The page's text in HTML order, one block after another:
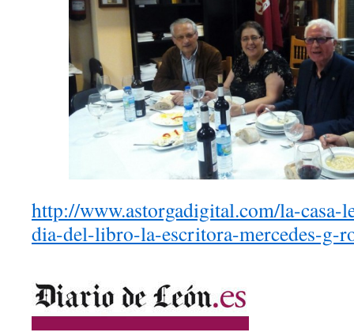
http://www.astorgadigital.com/la-casa-
dia-del-libro-la-escritora-mercedes-g-